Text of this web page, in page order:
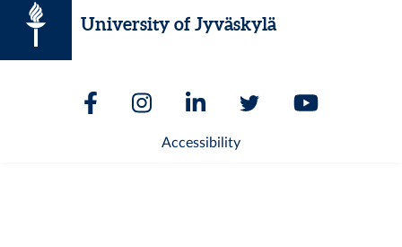
University of Jyväskylä
Accessibility